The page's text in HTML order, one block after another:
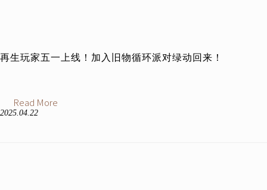
再生玩家五一上线！加入旧物循环派对绿动回来！
2025.04.22
Read More